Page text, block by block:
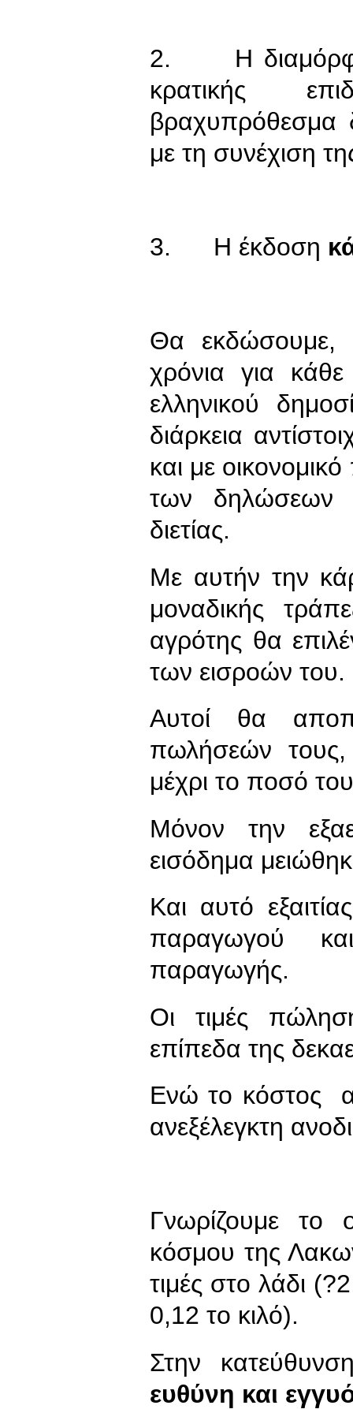
2. H
κρατικής
βραχυπρόθεσμα
με τη συνέχιση
3. H έκδοση
Θα εκδώσουμε,
χρόνια για
ελληνικού
διάρκεια
και με
των δηλώσεων
διετίας.
Με αυτήν την
μοναδικής
αγρότης θα
των εισροών του.
Αυτοί θα
πωλήσεών
μέχρι το ποσό
Μόνον την
εισόδημα
Και αυτό
παραγωγού
παραγωγής.
Οι τιμές
επίπεδα της
Ενώ το κόστος
ανεξέλεγκτη
Γνωρίζουμε το
κόσμου της
τιμές στο λάδι
0,12 το κιλό).
Στην
ευθύνη και